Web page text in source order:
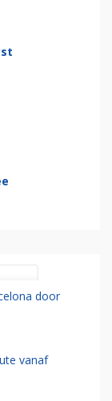
door
vanaf